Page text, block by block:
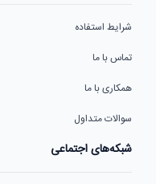
شرایط استفاده
تماس با ما
همکاری با ما
سوالات متداول
شبکه‌های اجتماعی